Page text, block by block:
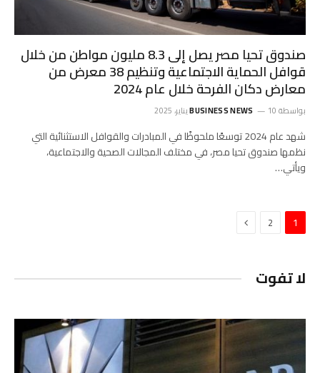
صندوق تحيا مصر يصل إلى 8.3 مليون مواطن من خلال
قوافل الحماية الاجتماعية وتنظيم 38 معرض من
معارض دكان الفرحة خلال عام 2024
بواسطة BUSINESS NEWS 10 يناير، 2025
شهد عام 2024 توسعًا ملحوظًا في المبادرات والقوافل الاستثنائية التي
نظمها صندوق تحيا مصر، في مختلف المجالات الصحية والاجتماعية،
ويأتي…
1
2 التالي
لا تفوت